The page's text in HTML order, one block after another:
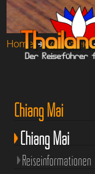
Home➔Reiseziele
Chiang Mai
Chiang Mai
Reiseinformationen